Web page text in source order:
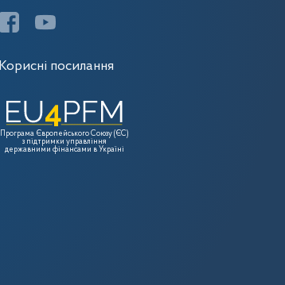
Корисні посилання
Програма Європейського Союзу (ЄС)
з підтримки управління
державними фінансами в Україні